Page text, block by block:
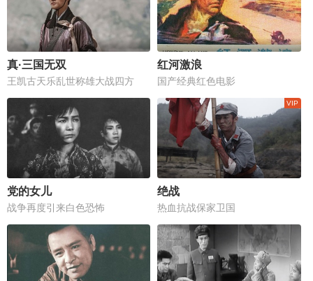
真·三国无双
王凯古天乐乱世称雄大战四方
红河激浪
国产经典红色电影
党的女儿
战争再度引来白色恐怖
绝战
热血抗战保家卫国